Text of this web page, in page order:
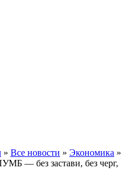
» Все новости » Экономика »
— без застави, без черг,